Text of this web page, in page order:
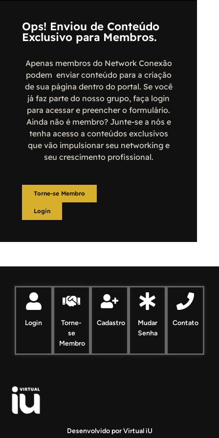
Ops! Enviou de Conteúdo
Exclusivo para Membros.
Apenas membros do Network Conexão
podem enviar conteúdo para a criação
de sua página dentro do portal. Se você
já faz parte do nosso grupo, faça login
para acessar e preencher o formulário.
Ainda não é membro? Junte-se a nós e
tenha acesso a conteúdos exclusivos
que vão impulsionar seu networking e
seu crescimento profissional.
Torne-se Membro
Login
Login
Torne-
se
Membro
Cadastro
Mudar
Senha
Contato
Desenvolvido por Virtual iU